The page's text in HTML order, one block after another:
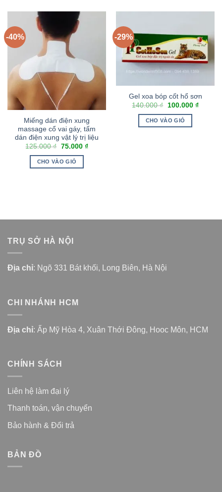
-40%
Miếng dán điện xung
massage cổ vai gáy, tấm
dán điện xung vật lý trị liệu
125.000₫ 75.000 ₫
CHO VÀO GIỎ
-29%
Gel xoa bóp cốt hổ sơn
140.000₫ 100.000 ₫
CHO VÀO GIỎ
TRỤ SỞ HÀ NỘI
Địa chỉ: Ngõ 331 Bát khối, Long Biên, Hà Nội
CHI NHÁNH HCM
Địa chỉ: Ấp Mỹ Hòa 4, Xuân Thới Đông, Hooc Môn, HCM
CHÍNH SÁCH
Liên hệ làm đại lý
Thanh toán, vận chuyển
Bảo hành & Đổi trả
BẢN ĐỒ